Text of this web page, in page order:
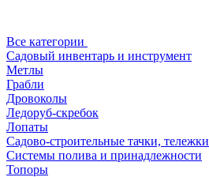
Все категории
Садовый инвентарь и инструмент
Метлы
Грабли
Дровоколы
Ледоруб-скребок
Лопаты
Садово-строительные тачки, тележки
Системы полива и принадлежности
Топоры